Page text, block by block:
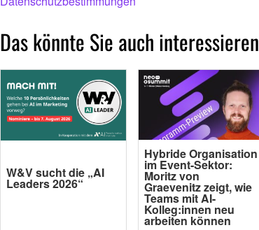
Das könnte Sie auch interessieren
W&V sucht die „AI
Leaders 2026“
Hybride Organisation
im Event-Sektor:
Moritz von
Graevenitz zeigt, wie
Teams mit AI-
Kolleg:innen neu
arbeiten können